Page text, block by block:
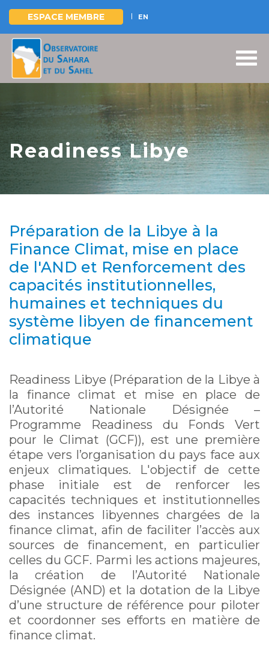
Aller
contenu
principal
ESPACE MEMBRE EN
Readiness Libye
Préparation de la Libye à la
Finance Climat, mise en place
de l'AND et Renforcement des
capacités institutionnelles,
humaines et techniques du
système libyen de financement
climatique
Readiness Libye (Préparation de la Libye à
la finance climat et mise en place de
l’Autorité Nationale Désignée –
Programme Readiness du Fonds Vert
pour le Climat (GCF)), est une première
étape vers l’organisation du pays face aux
enjeux climatiques. L'objectif de cette
phase initiale est de renforcer les
capacités techniques et institutionnelles
des instances libyennes chargées de la
finance climat, afin de faciliter l’accès aux
sources de financement, en particulier
celles du GCF. Parmi les actions majeures,
la création de l’Autorité Nationale
Désignée (AND) et la dotation de la Libye
d’une structure de référence pour piloter
et coordonner ses efforts en matière de
finance climat.